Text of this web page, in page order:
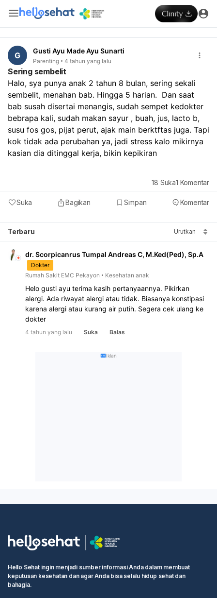
G Gusti Ayu Made Ayu Sunarti
Parenting 4 tahun yang lalu
Sering sembelit
Halo, sya punya anak 2 tahun 8 bulan, sering sekali
sembelit, menahan bab. Hingga 5 harian.  Dan saat
bab susah disertai menangis, sudah sempet kedokter
bebrapa kali, sudah makan sayur , buah, jus, lacto b,
susu fos gos, pijat perut, ajak main berktftas juga. Tapi
kok tidak ada perubahan ya, jadi stress kalo mikirnya
kasian dia ditinggal kerja, bikin kepikiran
Suka Bagikan Simpan Komentar
18 Suka1 Komentar
Terbaru Urutkan
dr. Scorpicanrus Tumpal Andreas C, M.Ked(Ped), Sp.A
Dokter
Rumah Sakit EMC Pekayon
Kesehatan anak
Helo gusti ayu terima kasih pertanyaannya. Pikirkan
alergi. Ada riwayat alergi atau tidak. Biasanya konstipasi
karena alergi atau kurang air putih. Segera cek ulang ke
dokter
4 tahun yang lalu Suka Balas
Iklan
Hello Sehat ingin menjadi sumber informasi Anda dalam membuat
keputusan kesehatan dan agar Anda bisa selalu hidup sehat dan
bahagia.